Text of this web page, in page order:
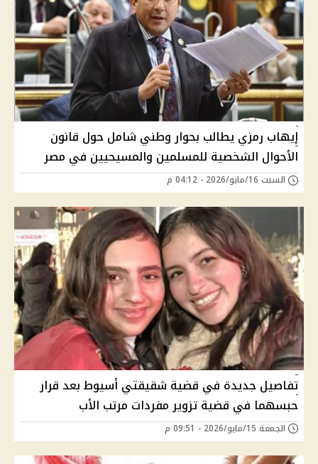
إيهاب رمزي يطالب بحوار وطني شامل حول قانون
الأحوال الشخصية للمسلمين والمسيحيين في مصر
السبت 16/مايو/2026 - 04:12 م
تفاصيل جديدة في قضية شقيقتي أسيوط بعد قرار
حبسهما في قضية تزوير مفردات مرتب الأب
الجمعة 15/مايو/2026 - 09:51 م